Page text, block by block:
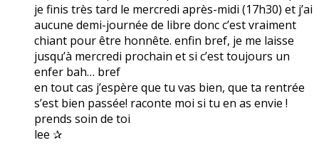
je finis très tard le mercredi après-midi (17h30) et j’ai
aucune demi-journée de libre donc c’est vraiment
chiant pour être honnête. enfin bref, je me laisse
jusqu’à mercredi prochain et si c’est toujours un
enfer bah… bref
en tout cas j’espère que tu vas bien, que ta rentrée
s’est bien passée! raconte moi si tu en as envie !
prends soin de toi
lee ✰